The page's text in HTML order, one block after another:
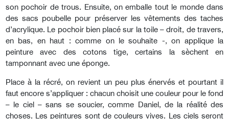
son pochoir de trous. Ensuite, on emballe tout le monde dans
des sacs poubelle pour préserver les vêtements des taches
d’acrylique. Le pochoir bien placé sur la toile – droit, de travers,
en bas, en haut : comme on le souhaite -, on applique la
peinture avec des cotons tige, certains la sèchent en
tamponnant avec une éponge.
Place à la récré, on revient un peu plus énervés et pourtant il
faut encore s’appliquer : chacun choisit une couleur pour le fond
– le ciel – sans se soucier, comme Daniel, de la réalité des
choses. Les peintures sont de couleurs vives. Les ciels seront